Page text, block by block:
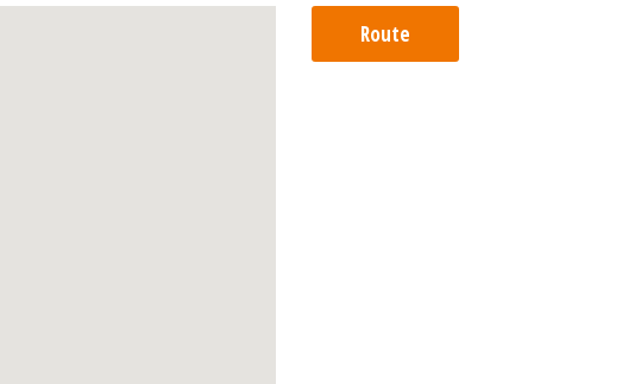
Route